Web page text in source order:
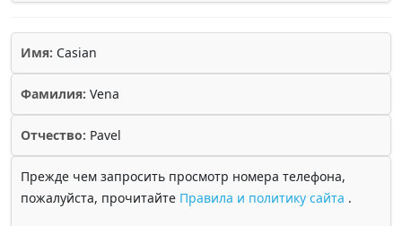
Имя: Casian
Фамилия: Vena
Отчество: Pavel
Прежде чем запросить просмотр номера телефона,
пожалуйста, прочитайте Правила и политику сайта .